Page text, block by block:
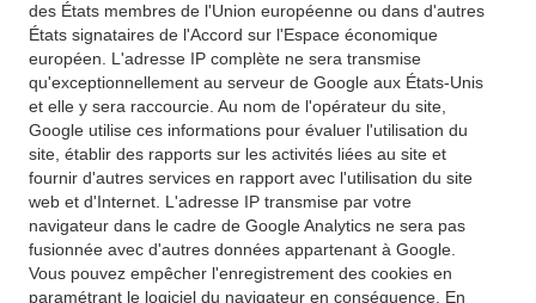
des États membres de l'Union européenne ou dans d'autres
États signataires de l'Accord sur l'Espace économique
européen. L'adresse IP complète ne sera transmise
qu'exceptionnellement au serveur de Google aux États-Unis
et elle y sera raccourcie. Au nom de l'opérateur du site,
Google utilise ces informations pour évaluer l'utilisation du
site, établir des rapports sur les activités liées au site et
fournir d'autres services en rapport avec l'utilisation du site
web et d'Internet. L'adresse IP transmise par votre
navigateur dans le cadre de Google Analytics ne sera pas
fusionnée avec d'autres données appartenant à Google.
Vous pouvez empêcher l'enregistrement des cookies en
paramétrant le logiciel du navigateur en conséquence. En